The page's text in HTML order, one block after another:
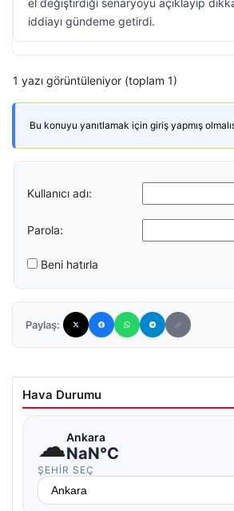
el değiştirdiği senaryoyu açıklayıp
iddiayı gündeme getirdi.
1 yazı görüntüleniyor (toplam 1)
Bu konuyu yanıtlamak için giriş yapmış
Kullanıcı adı:
Parola:
Beni hatırla
Paylaş:
Hava Durumu
☁Ankara
NaN°C
ŞEHIR SEÇ